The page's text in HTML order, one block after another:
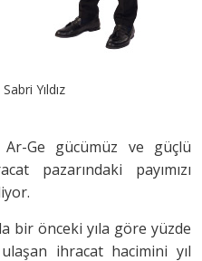
Sabri Yıldız
Ge gücümüz ve güçlü
pazarındaki payımızı
bir önceki yıla göre yüzde
ihracat hacimini yıl